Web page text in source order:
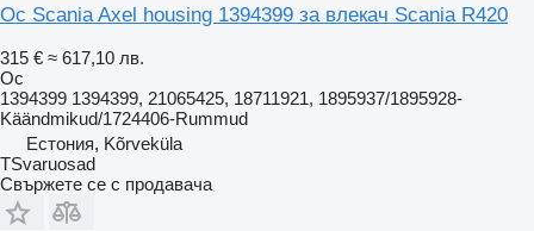
Ос Scania Axel housing 1394399 за влекач Scania R420
315 € ≈ 617,10 лв.
Ос
1394399 1394399, 21065425, 18711921, 1895937/1895928-
Käändmikud/1724406-Rummud
Естония, Kõrveküla
TSvaruosad
Свържете се с продавача